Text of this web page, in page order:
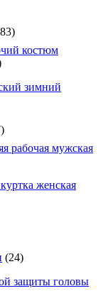
костюм
зимний
рабочая мужская
женская
(24)
защиты головы